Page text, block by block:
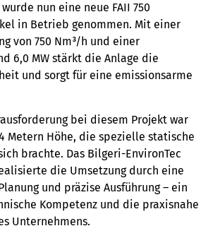
nun eine neue FAII 750
in Betrieb genommen. Mit einer
von 750 Nm³/h und einer
6,0 MW stärkt die Anlage die
und sorgt für eine emissionsarme
bei diesem Projekt war
Metern Höhe, die spezielle statische
brachte. Das Bilgeri-EnvironTec
die Umsetzung durch eine
und präzise Ausführung – ein
Kompetenz und die praxisnahe
Unternehmens.